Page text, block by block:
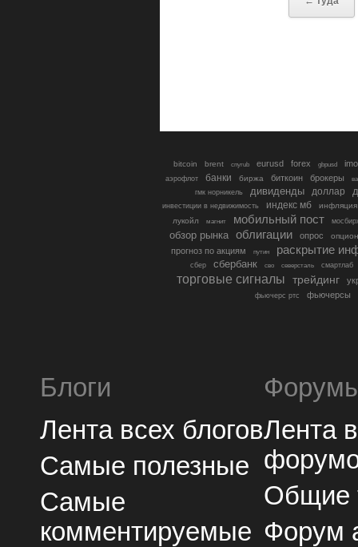
bitcoin brent cnyrub eurusd forex gbpusd
аэрофлот банки биржа биткоин брокеры
гмк норникель
дивиденды доллар
инвестиции в недвижимость индекс мб
инфляция
лукойл
магнит мобильный пост
обзор рынка облигации опрос
прогноз по акциям путин раскрытие
сбер сбербанк сво северсталь смартлаб
торговые сигналы трейдинг
фьючерс ртс фьючерсы
Блоги
Лента всех блогов
Самые полезные
Самые
комментируемые
Лента
Общие
Форум